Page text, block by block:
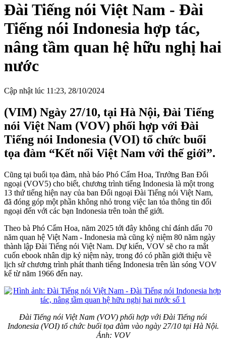
Đài Tiếng nói Việt Nam - Đài
Tiếng nói Indonesia hợp tác,
nâng tầm quan hệ hữu nghị hai
nước
Cập nhật lúc 11:23, 28/10/2024
(VIM) Ngày 27/10, tại Hà Nội, Đài Tiếng
nói Việt Nam (VOV) phối hợp với Đài
Tiếng nói Indonesia (VOI) tổ chức buổi
tọa đàm “Kết nối Việt Nam với thế giới”.
Cũng tại buổi tọa đàm, nhà báo Phó Cẩm Hoa, Trưởng Ban Đối
ngoại (VOV5) cho biết, chương trình tiếng Indonesia là một trong
13 thứ tiếng hiện nay của ban Đối ngoại Đài Tiếng nói Việt Nam,
đã đóng góp một phần không nhỏ trong việc lan tỏa thông tin đối
ngoại đến với các bạn Indonesia trên toàn thế giới.
Theo bà Phó Cẩm Hoa, năm 2025 tới đây không chỉ đánh dấu 70
năm quan hệ Việt Nam - Indonesia mà cũng kỷ niệm 80 năm ngày
thành lập Đài Tiếng nói Việt Nam. Dự kiến, VOV sẽ cho ra mắt
cuốn ebook nhân dịp kỷ niệm này, trong đó có phần giới thiệu về
lịch sử chương trình phát thanh tiếng Indonesia trên làn sóng VOV
kể từ năm 1966 đến nay.
Đài Tiếng nói Việt Nam (VOV) phối hợp với Đài Tiếng nói
Indonesia (VOI) tổ chức buổi tọa đàm vào ngày 27/10 tại Hà Nội.
Ảnh: VOV